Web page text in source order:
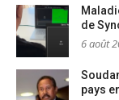
de
6 août
pays